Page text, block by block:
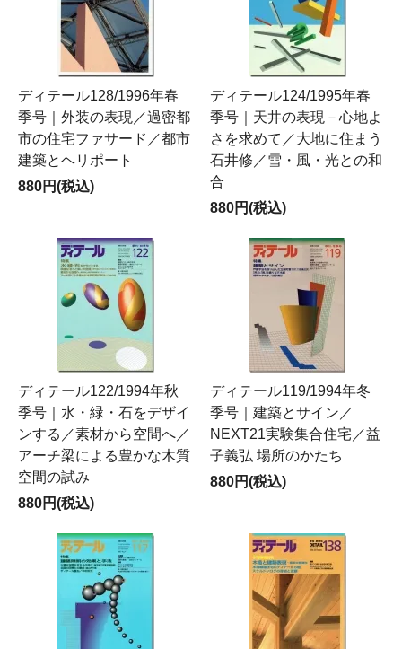
ディテール128/1996年春
季号｜外装の表現／過密都
市の住宅ファサード／都市
建築とヘリポート
880円(税込)
ディテール124/1995年春
季号｜天井の表現－心地よ
さを求めて／大地に住まう
石井修／雪・風・光との和
合
880円(税込)
ディテール122/1994年秋
季号｜水・緑・石をデザイ
ンする／素材から空間へ／
アーチ梁による豊かな木質
空間の試み
880円(税込)
ディテール119/1994年冬
季号｜建築とサイン／
NEXT21実験集合住宅／益
子義弘 場所のかたち
880円(税込)